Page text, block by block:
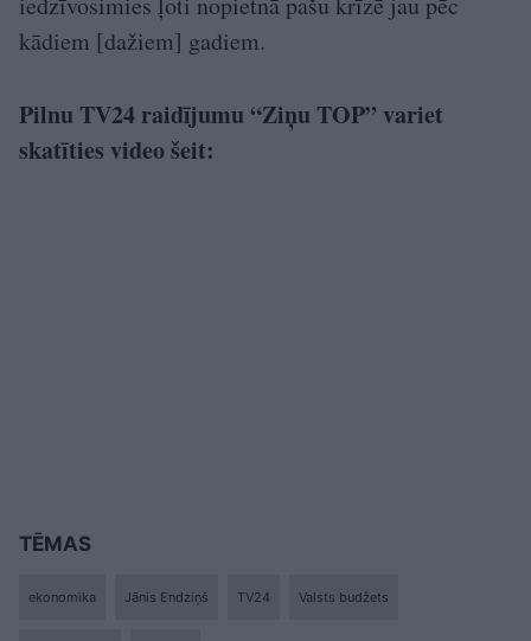
kādiem [dažiem] gadiem.
Pilnu TV24 raidījumu “Ziņu TOP” variet
skatīties video šeit:
TĒMAS
ekonomika Jānis Endziņš TV24 Valsts budžets